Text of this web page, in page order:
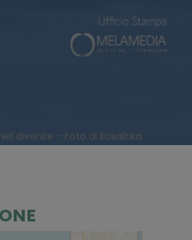
Nel divenire - Foto di Basaltika